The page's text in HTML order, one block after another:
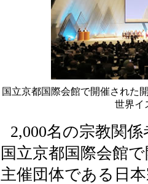
国立京都国際会館で開催された
世界イ
2,000名の宗教関
国立京都国際会館
主催団体である日